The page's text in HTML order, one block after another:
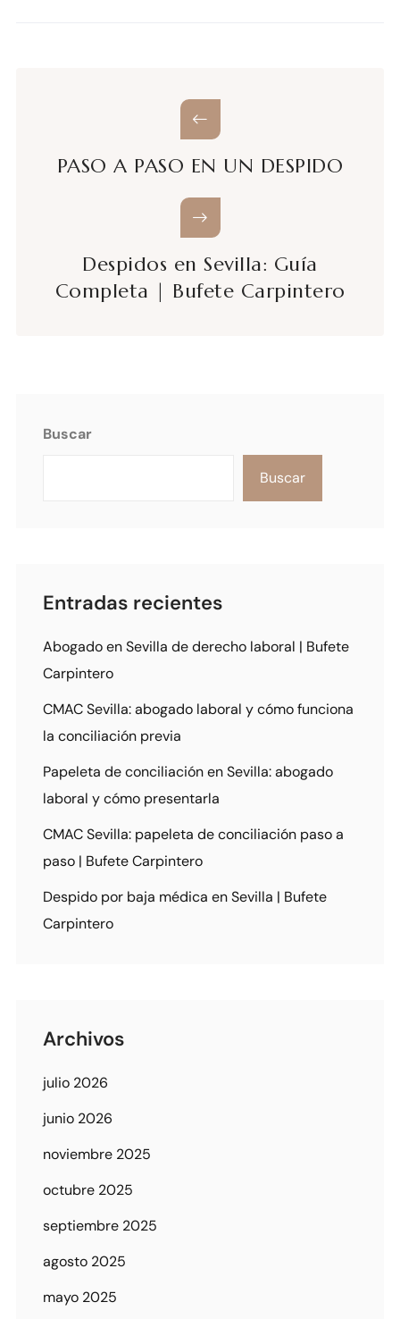
PASO A PASO EN UN DESPIDO
Despidos en Sevilla: Guía
Completa | Bufete Carpintero
Buscar
Buscar
Entradas recientes
Abogado en Sevilla de derecho laboral | Bufete
Carpintero
CMAC Sevilla: abogado laboral y cómo funciona
la conciliación previa
Papeleta de conciliación en Sevilla: abogado
laboral y cómo presentarla
CMAC Sevilla: papeleta de conciliación paso a
paso | Bufete Carpintero
Despido por baja médica en Sevilla | Bufete
Carpintero
Archivos
julio 2026
junio 2026
noviembre 2025
octubre 2025
septiembre 2025
agosto 2025
mayo 2025